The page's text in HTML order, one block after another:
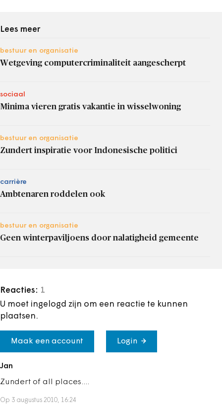
Lees meer
bestuur en organisatie
Wetgeving computercriminaliteit aangescherpt
sociaal
Minima vieren gratis vakantie in wisselwoning
bestuur en organisatie
Zundert inspiratie voor Indonesische politici
carrière
Ambtenaren roddelen ook
bestuur en organisatie
Geen winterpaviljoens door nalatigheid gemeente
Reacties: 1
U moet ingelogd zijn om een reactie te kunnen
plaatsen.
Maak een account Login
Jan
Zundert of all places....
Op 3 augustus 2010, 16:24